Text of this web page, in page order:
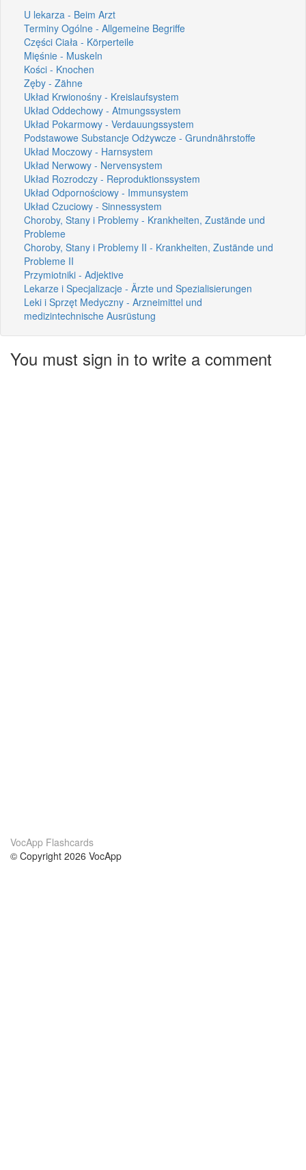
U lekarza - Beim Arzt
Terminy Ogólne - Allgemeine Begriffe
Części Ciała - Körperteile
Mięśnie - Muskeln
Kości - Knochen
Zęby - Zähne
Układ Krwionośny - Kreislaufsystem
Układ Oddechowy - Atmungssystem
Układ Pokarmowy - Verdauungssystem
Podstawowe Substancje Odżywcze - Grundnährstoffe
Układ Moczowy - Harnsystem
Układ Nerwowy - Nervensystem
Układ Rozrodczy - Reproduktionssystem
Układ Odpornościowy - Immunsystem
Układ Czuciowy - Sinnessystem
Choroby, Stany i Problemy - Krankheiten, Zustände und
Probleme
Choroby, Stany i Problemy II - Krankheiten, Zustände und
Probleme II
Przymiotniki - Adjektive
Lekarze i Specjalizacje - Ärzte und Spezialisierungen
Leki i Sprzęt Medyczny - Arzneimittel und
medizintechnische Ausrüstung
You must sign in to write a comment
VocApp Flashcards
© Copyright 2026 VocApp